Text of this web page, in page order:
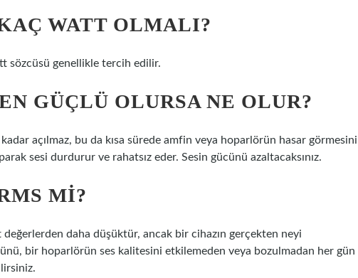
WATT OLMALI?
sözcüsü genellikle tercih edilir.
GÜÇLÜ OLURSA NE OLUR?
açılmaz, bu da kısa sürede amfin veya hoparlörün hasar görmesini
sesi durdurur ve rahatsız eder. Sesin gücünü azaltacaksınız.
MI?
daha düşüktür, ancak bir cihazın gerçekten neyi
bir hoparlörün ses kalitesini etkilemeden veya bozulmadan her gün